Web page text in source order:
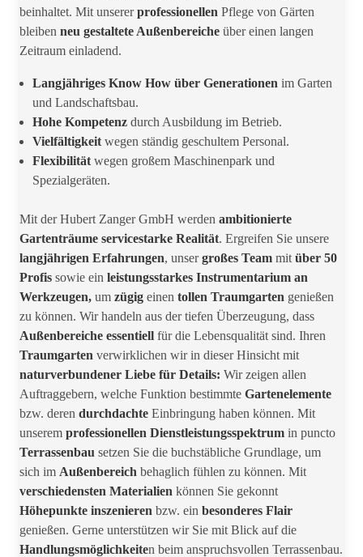
beinhaltet. Mit unsererprofessionellen Pflege von Gärten
bleiben neu gestaltete Außenbereiche über einen langen
Zeitraum einladend.
Langjähriges Know How über Generationen im Garten
und Landschaftsbau.
Hohe Kompetenz durch Ausbildung im Betrieb.
Vielfältigkeit wegen ständig geschultem Personal.
Flexibilität wegen großem Maschinenpark und
Spezialgeräten.
Mit der Hubert Zanger GmbH werden ambitionierte
Gartenträume servicestarke Realität. Ergreifen Sie unsere
langjährigen Erfahrungen, unsergroßes Team mit über 50
Profis sowie ein leistungsstarkes Instrumentarium an
Werkzeugen, um zügig einen tollen Traumgarten genießen
zu können. Wir handeln aus der tiefen Überzeugung, dass
Außenbereiche essentiell für die Lebensqualität sind. Ihren
Traumgarten verwirklichen wir in dieser Hinsicht mit
naturverbundener Liebe für Details: Wir zeigen allen
Auftraggebern, welche Funktion bestimmte Gartenelemente
bzw. deren durchdachte Einbringung haben können. Mit
unserem professionellen Dienstleistungsspektrum in puncto
Terrassenbau setzen Sie die buchstäbliche Grundlage, um
sich im Außenbereich behaglich fühlen zu können. Mit
verschiedensten Materialien können Sie gekonnt
Höhepunkte inszenieren bzw. ein besonderes Flair
genießen. Gerne unterstützen wir Sie mit Blick auf die
Handlungsmöglichkeiten beim anspruchsvollen Terrassenbau.